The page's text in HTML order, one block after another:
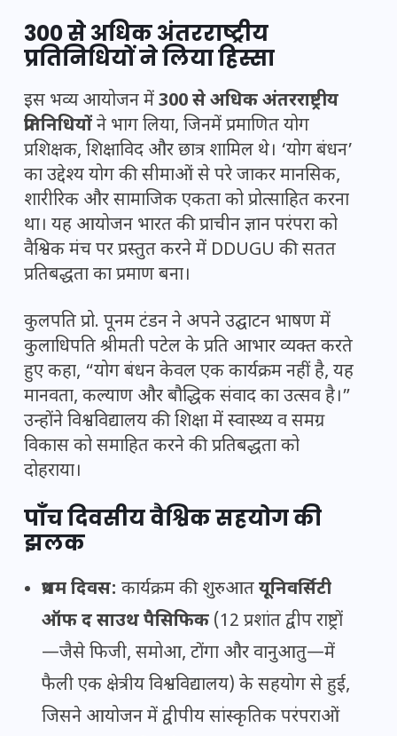
300 से अधिक अंतरराष्ट्रीय
प्रतिनिधियों ने लिया हिस्सा
इस भव्य आयोजन में300 से अधिक अंतरराष्ट्रीय
प्रतिनिधियोंने भाग लिया, जिनमें प्रमाणित योग
प्रशिक्षक, शिक्षाविद और छात्र शामिल थे। ‘योग बंधन’
का उद्देश्य योग की सीमाओं से परे जाकर मानसिक,
शारीरिक और सामाजिक एकता को प्रोत्साहित करना
था। यह आयोजन भारत की प्राचीन ज्ञान परंपरा को
वैश्विक मंच पर प्रस्तुत करने में DDUGU की सतत
प्रतिबद्धता का प्रमाण बना।
कुलपति प्रो. पूनम टंडन ने अपने उद्घाटन भाषण में
कुलाधिपति श्रीमती पटेल के प्रति आभार व्यक्त करते
हुए कहा, “योग बंधन केवल एक कार्यक्रम नहीं है, यह
मानवता, कल्याण और बौद्धिक संवाद का उत्सव है।”
उन्होंने विश्वविद्यालय की शिक्षा में स्वास्थ्य व समग्र
विकास को समाहित करने की प्रतिबद्धता को
दोहराया।
पाँच दिवसीय वैश्विक सहयोग की
झलक
प्रथम दिवस: कार्यक्रम की शुरुआतयूनिवर्सिटी
ऑफ द साउथ पैसिफिक (12 प्रशांत द्वीप राष्ट्रों
—जैसे फिजी, समोआ, टोंगा और वानुआतु—में
फैली एक क्षेत्रीय विश्वविद्यालय) के सहयोग से हुई,
जिसने आयोजन में द्वीपीय सांस्कृतिक परंपराओं